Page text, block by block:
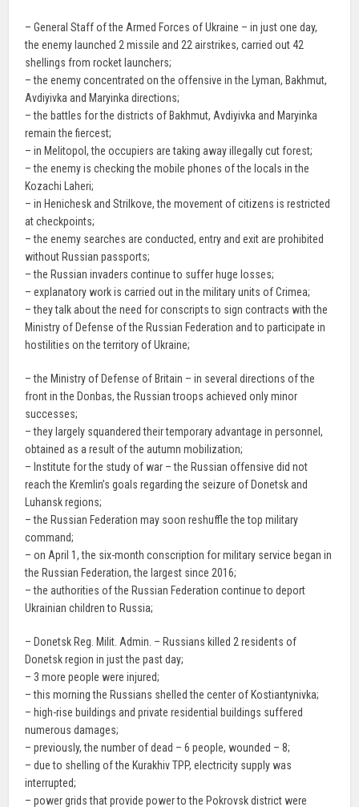
– General Staff of the Armed Forces of Ukraine – in just one day,
the enemy launched 2 missile and 22 airstrikes, carried out 42
shellings from rocket launchers;
– the enemy concentrated on the offensive in the Lyman, Bakhmut,
Avdiyivka and Maryinka directions;
– the battles for the districts of Bakhmut, Avdiyivka and Maryinka
remain the fiercest;
– in Melitopol, the occupiers are taking away illegally cut forest;
– the enemy is checking the mobile phones of the locals in the
Kozachi Laheri;
– in Henichesk and Strilkove, the movement of citizens is restricted
at checkpoints;
– the enemy searches are conducted, entry and exit are prohibited
without Russian passports;
– the Russian invaders continue to suffer huge losses;
– explanatory work is carried out in the military units of Crimea;
– they talk about the need for conscripts to sign contracts with the
Ministry of Defense of the Russian Federation and to participate in
hostilities on the territory of Ukraine;
– the Ministry of Defense of Britain – in several directions of the
front in the Donbas, the Russian troops achieved only minor
successes;
– they largely squandered their temporary advantage in personnel,
obtained as a result of the autumn mobilization;
– Institute for the study of war – the Russian offensive did not
reach the Kremlin’s goals regarding the seizure of Donetsk and
Luhansk regions;
– the Russian Federation may soon reshuffle the top military
command;
– on April 1, the six-month conscription for military service began in
the Russian Federation, the largest since 2016;
– the authorities of the Russian Federation continue to deport
Ukrainian children to Russia;
– Donetsk Reg. Milit. Admin. – Russians killed 2 residents of
Donetsk region in just the past day;
– 3 more people were injured;
– this morning the Russians shelled the center of Kostiantynivka;
– high-rise buildings and private residential buildings suffered
numerous damages;
– previously, the number of dead – 6 people, wounded – 8;
– due to shelling of the Kurakhiv TPP, electricity supply was
interrupted;
– power grids that provide power to the Pokrovsk district were